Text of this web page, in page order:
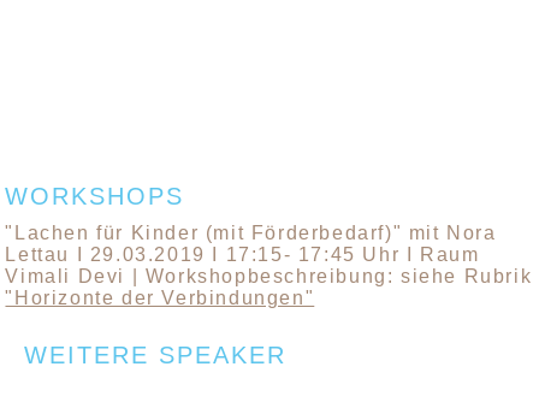
WORKSHOPS
"Lachen für Kinder (mit Förderbedarf)" mit Nora
Lettau I 29.03.2019 I 17:15- 17:45 Uhr I Raum
Vimali Devi | Workshopbeschreibung: siehe Rubrik
"Horizonte der Verbindungen"
WEITERE SPEAKER